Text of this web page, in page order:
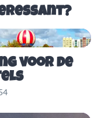
voor de